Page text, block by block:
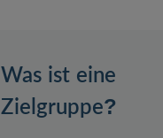
Was ist eine
Zielgruppe?